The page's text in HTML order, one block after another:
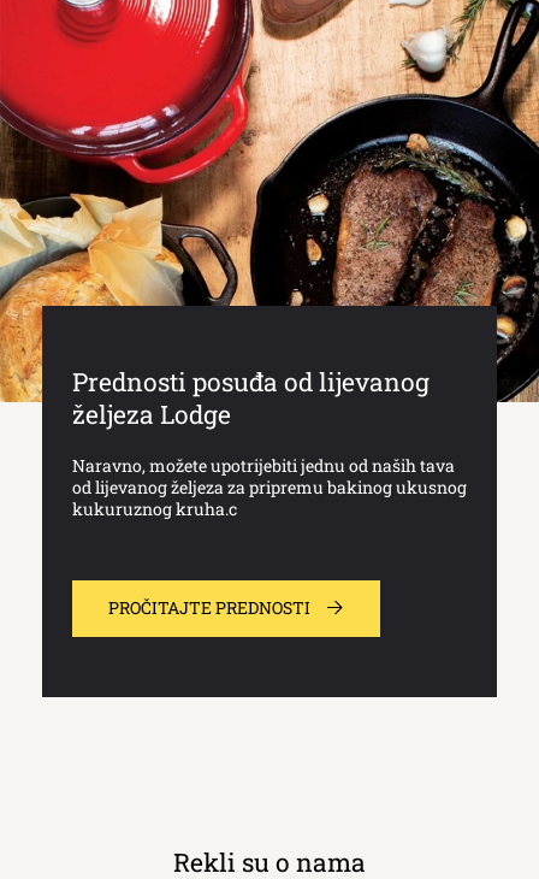
Prednosti posuđa od lijevanog
željeza Lodge
Naravno, možete upotrijebiti jednu od naših tava
od lijevanog željeza za pripremu bakinog ukusnog
kukuruznog kruha.c
PROČITAJTE PREDNOSTI
Rekli su o nama